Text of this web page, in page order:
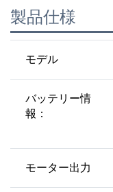
製品仕様
モデル
バッテリー情
報：
モーター出力